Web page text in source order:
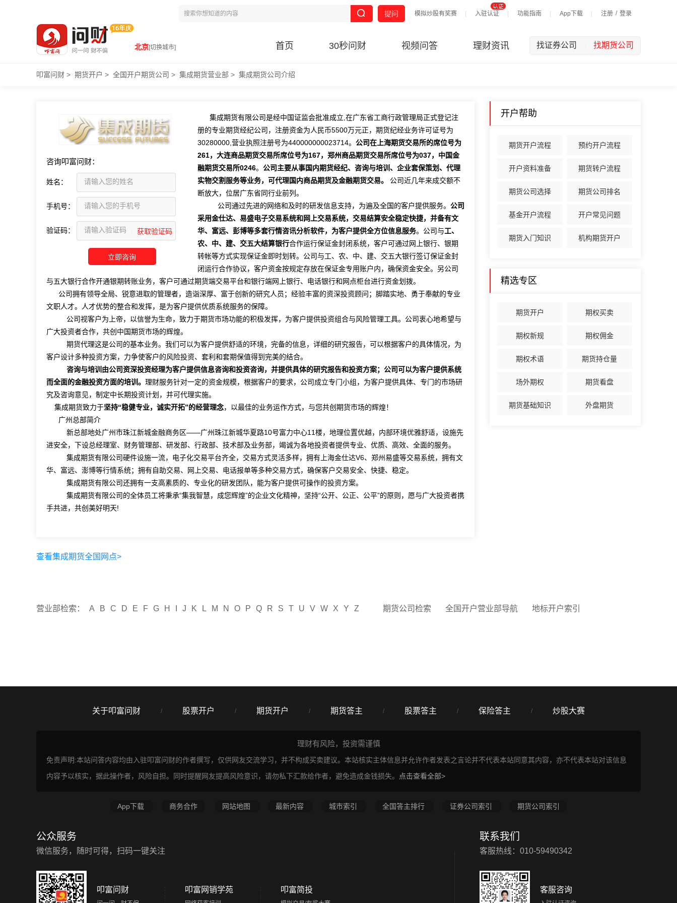
模拟炒股有奖赛 入驻认证 功能指南 App下载 注册 / 登录
提问
北京[切换城市] 首页 30秒问财 视频问答 理财资讯 找证券公司 找期货公司
叩富问财 > 期货开户 > 全国开户期货公司 > 集成期货营业部 > 集成期货公司介绍
咨询叩富问财：
姓名：
手机号：
验证码：
集成期货有限公司是经中国证监会批准成立,在广东省工商行政管理局正式登记注
册的专业期货经纪公司，注册资金为人民币5500万元正，期货纪经业务许可证号为
30280000,营业执照注册号为440000000023714。 公司在上海期货交易所的席位号为
261，大连商品期货交易所席位号为167，郑州商品期货交易所席位号为037，中国金
融期货交易所0246。 公司主要从事国内期货经纪、咨询与培训、企业套保策划、代理
实物交割服务等业务，可代理国内商品期货及金融期货交易。
公司近几年来成交额不
断放大，位居广东省同行业前列。
公司通过先进的网络和及时的研发信息支持，为遍及全国的客户提供服务。 公司
采用金仕达、易盛电子交易系统和网上交易系统，交易结算安全稳定快捷，并备有文
华、富远、彭博等多套行情咨讯分析软件，为客户提供全方位信息服务。公司与工、
农、中、建、交五大结算银行合作运行保证金封闭系统，客户可通过网上银行、银期
转帐等方式实现保证金即时划转。公司与工、农、中、建、交五大银行签订保证金封
闭运行合作协议，客户资金按规定存放在保证金专用账户内，确保资金安全。另公司
与五大银行合作开通银期转账业务，客户可通过期货端交易平台和银行端网上银行、电话银行和网点柜台进行资金划拨。
公司拥有领导全局、锐意进取的管理者，造诣深厚、富于创新的研究人员；经验丰富的资深投资顾问；脚踏实地、勇于奉献的专业
文职人才。人才优势的整合和发挥，是为客户提供优质系统服务的保障。
公司视客户为上帝，以信誉为生命，致力于期货市场功能的积极发挥，为客户提供投资组合与风险管理工具。公司衷心地希望与
广大投资者合作，共创中国期货市场的辉煌。
期货代理这是公司的基本业务。我们可以为客户提供舒适的环境，完备的信息，详细的研究报告，可以根据客户的具体情况，为
客户设计多种投资方案，力争使客户的风险投资、套利和套期保值得到完美的结合。
咨询与培训由公司资深投资经理为客户提供信息咨询和投资咨询，并提供具体的研究报告和投资方案；公司可以为客户提供系统
而全面的金融投资方面的培训。 理财服务针对一定的资金规模，根据客户的要求，公司成立专门小组，为客户提供具体、专门的市场研
究及咨询意见，制定中长期投资计划，并可代理实施。
集成期货致力于坚持“稳健专业，诚实开拓”的经营理念，以最佳的业务运作方式，与您共创期货市场的辉煌！
广州总部简介
新总部地处广州市珠江新城金融商务区——广州珠江新城华夏路10号富力中心11楼，地理位置优越，内部环境优雅舒适，设施先
进安全，下设总经理室、财务管理部、研发部、行政部、技术部及业务部，竭诚为各地投资者提供专业、优质、高效、全面的服务。
集成期货有限公司硬件设施一流，电子化交易平台齐全，交易方式灵活多样，拥有上海金仕达V6、郑州易盛等交易系统，拥有文
华、富远、澎博等行情系统；拥有自助交易、网上交易、电话报单等多种交易方式，确保客户交易安全、快捷、稳定。
集成期货有限公司还拥有一支高素质的、专业化的研发团队，能为客户提供可操作的投资方案。
集成期货有限公司的全体员工将秉承“集我智慧，成您辉煌”的企业文化精神，坚持“公开、公正、公平”的原则，愿与广大投资者携
手共进，共创美好明天!
查看集成期货全国网点>
开户帮助
期货开户流程 预约开户流程
开户资料准备 期货转户流程
期货公司选择 期货公司排名
基金开户流程 开户常见问题
期货入门知识 机构期货开户
精选专区
期货开户 期权买卖
期权新规 期权佣金
期权术语 期货持仓量
场外期权 期货看盘
期货基础知识 外盘期货
营业部检索： A B C D E F G H J K L M N O P Q R S T U V W X Y Z 期货公司检索 全国开户营业部导航 地标开户索引
关于叩富问财 / 股票开户 / 期货开户 / 期货答主 / 股票答主 / 保险答主 / 炒股大赛
理财有风险，投资需谨慎
免责声明:本站问答内容均由入驻叩富问财的作者撰写，仅供网友交流学习，并不构成买卖建议。本站核实主体信息并允许作者发表之言论并不代表本站同意其内容，亦不代表本站对该信息
内容予以核实，据此操作者，风险自担。同时提醒网友提高风险意识，请勿私下汇款给作者，避免造成金钱损失。
点击查看全部>
App下载 商务合作 网站地图 最新内容 城市索引 全国答主排行 证券公司索引 期货公司索引
公众服务
微信服务，随时可得，扫码一键关注
叩富问财 叩富网销学苑 叩富简投
联系我们
客服热线：010-59490342
客服咨询